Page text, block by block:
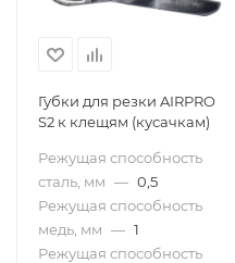
Губки для резки AIRPRO
S2 к клещям (кусачкам)
Режущая способность
сталь, мм — 0,5
Режущая способность
медь, мм — 1
Режущая способность